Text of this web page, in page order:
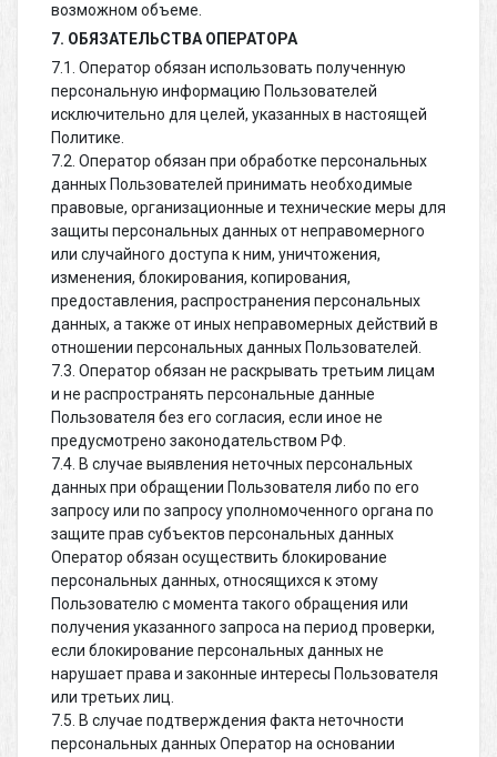
возможном объеме.
7. ОБЯЗАТЕЛЬСТВА ОПЕРАТОРА
7.1. Оператор обязан использовать полученную
персональную информацию Пользователей
исключительно для целей, указанных в настоящей
Политике.
7.2. Оператор обязан при обработке персональных
данных Пользователей принимать необходимые
правовые, организационные и технические меры для
защиты персональных данных от неправомерного
или случайного доступа к ним, уничтожения,
изменения, блокирования, копирования,
предоставления, распространения персональных
данных, а также от иных неправомерных действий в
отношении персональных данных Пользователей.
7.3. Оператор обязан не раскрывать третьим лицам
и не распространять персональные данные
Пользователя без его согласия, если иное не
предусмотрено законодательством РФ.
7.4. В случае выявления неточных персональных
данных при обращении Пользователя либо по его
запросу или по запросу уполномоченного органа по
защите прав субъектов персональных данных
Оператор обязан осуществить блокирование
персональных данных, относящихся к этому
Пользователю с момента такого обращения или
получения указанного запроса на период проверки,
если блокирование персональных данных не
нарушает права и законные интересы Пользователя
или третьих лиц.
7.5. В случае подтверждения факта неточности
персональных данных Оператор на основании